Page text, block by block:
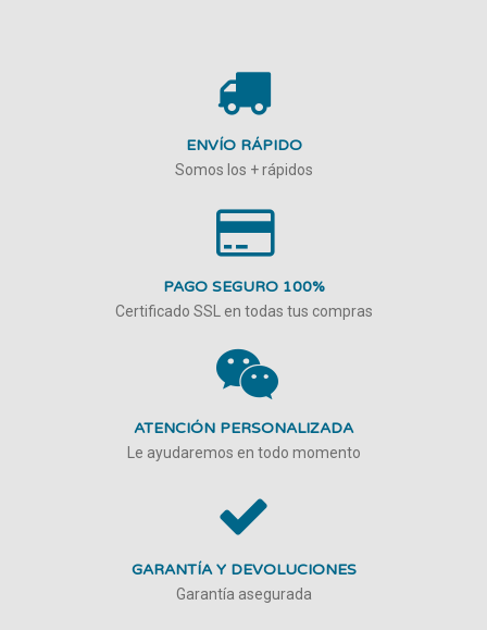
ENVÍO RÁPIDO
Somos los + rápidos
PAGO SEGURO 100%
Certificado SSL en todas tus compras
ATENCIÓN PERSONALIZADA
Le ayudaremos en todo momento
GARANTÍA Y DEVOLUCIONES
Garantía asegurada